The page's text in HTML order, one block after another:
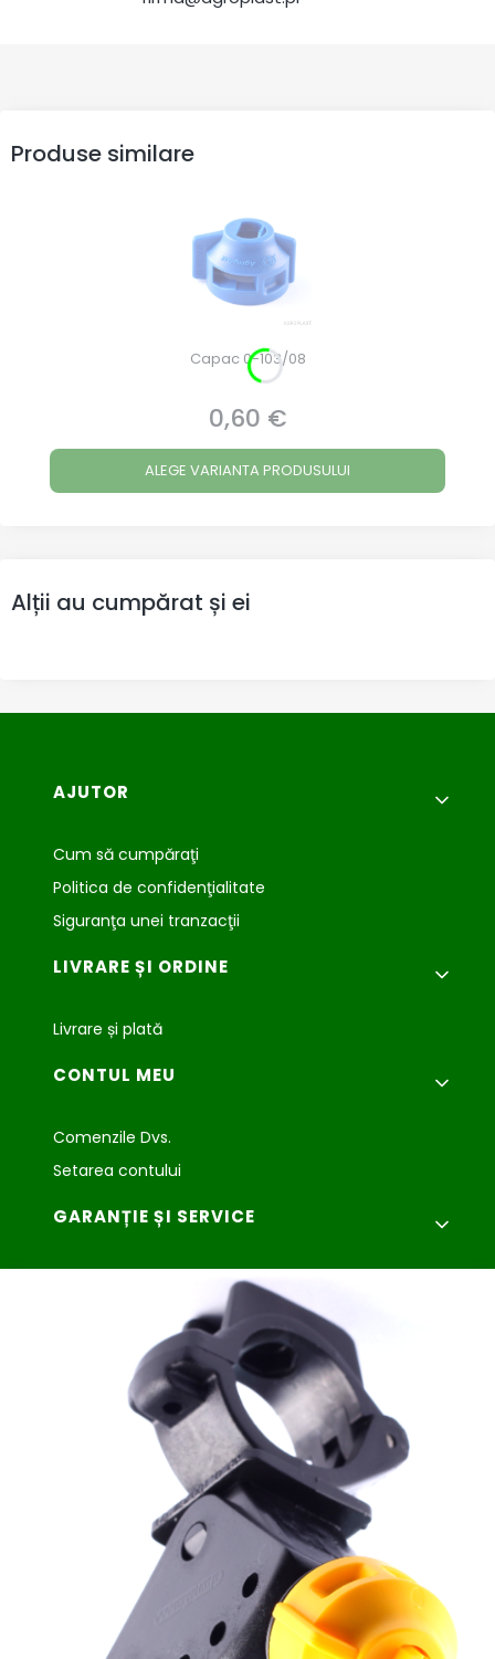
Produse similare
Capac 0-103/08
Preț
0,60 €
ALEGE VARIANTA PRODUSULUI
Alții au cumpărat și ei
Meniu subsol
AJUTOR
Cum să cumpăraţi
Politica de confidenţialitate
Siguranţa unei tranzacţii
LIVRARE ȘI ORDINE
Livrare și plată
CONTUL MEU
Comenzile Dvs.
Setarea contului
GARANȚIE ȘI SERVICE
Reclamaţii şi returnări
Agroplast Marcin
sklep@agroplast.pl
+48 82 567 39 51